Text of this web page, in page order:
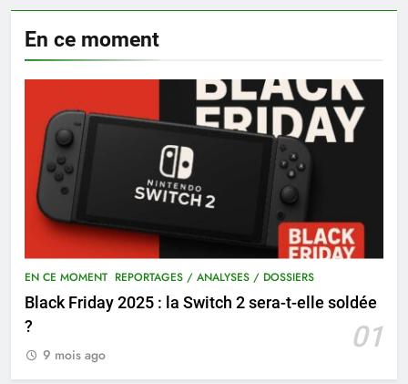
En ce moment
EN CE MOMENT REPORTAGES / ANALYSES / DOSSIERS
Black Friday 2025 : la Switch 2 sera-t-elle soldée
?
01
9 mois ago